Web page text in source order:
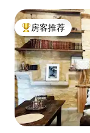
热门「房客推荐」
房客推荐